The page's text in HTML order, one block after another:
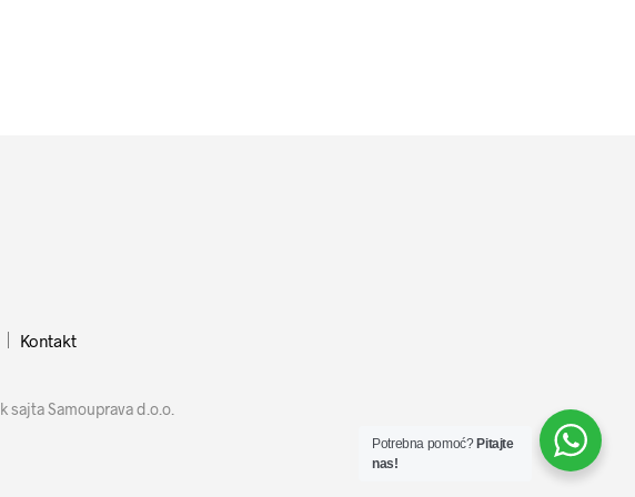
Kontakt
sajta Samouprava d.o.o.
Potrebna pomoć? Pitajte
nas!